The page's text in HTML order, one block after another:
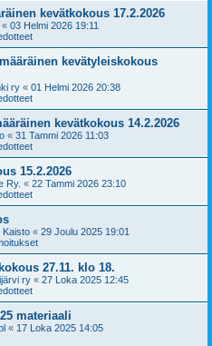
kevätkokous 17.2.2026
« 03 Helmi 2026 19:11
kevätyleiskokous
ry « 01 Helmi 2026 20:38
kevätkokous 14.2.2026
« 31 Tammi 2026 11:03
15.2.2026
Ry. « 22 Tammi 2026 23:10
Kaisto « 29 Joulu 2025 19:01
27.11. klo 18.
ry « 27 Loka 2025 12:45
materiaali
« 17 Loka 2025 14:05